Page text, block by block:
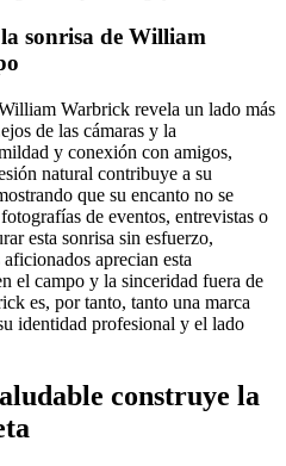
sonrisa de William
Warbrick revela un lado más
de las cámaras y la
y conexión con amigos,
natural contribuye a su
que su encanto no se
de eventos, entrevistas o
esta sonrisa sin esfuerzo,
aprecian esta
el campo y la sinceridad fuera de
es, por tanto, tanto una marca
identidad profesional y el lado
construye la